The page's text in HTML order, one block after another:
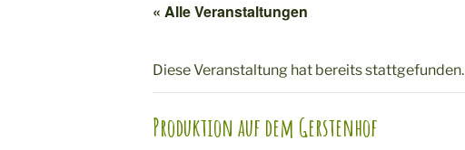
« Alle Veranstaltungen
Diese Veranstaltung hat bereits stattgefunden.
Produktion auf dem Gerstenhof